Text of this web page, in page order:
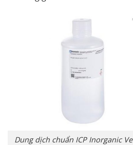
Dung dịch chuẩn ICP Inorganic